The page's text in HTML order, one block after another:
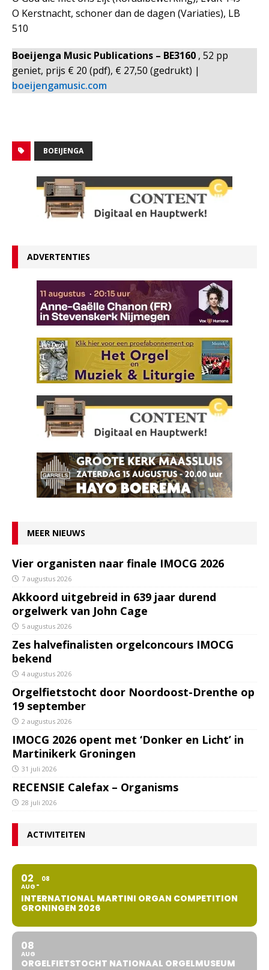
O Kerstnacht, schoner dan de dagen (Variaties), LB
510
Boeijenga Music Publications – BE3160 , 52 pp
geniet, prijs € 20 (pdf), € 27,50 (gedrukt) |
boeijengamusic.com
BOEIJENGA
ADVERTENTIES
MEER NIEUWS
Vier organisten naar finale IMOCG 2026
7 augustus 2026
Akkoord uitgebreid in 639 jaar durend
orgelwerk van John Cage
5 augustus 2026
Zes halvefinalisten orgelconcours IMOCG
bekend
4 augustus 2026
Orgelfietstocht door Noordoost-Drenthe op
19 september
2 augustus 2026
IMOCG 2026 opent met ‘Donker en Licht’ in
Martinikerk Groningen
31 juli 2026
RECENSIE Calefax – Organisms
28 juli 2026
ACTIVITEITEN
02
AUG
08
INTERNATIONAL MARTINI ORGAN COMPETITION
GRONINGEN 2026
08
AUG
ORGELFIETSTOCHT NATIONAAL ORGELMUSEUM